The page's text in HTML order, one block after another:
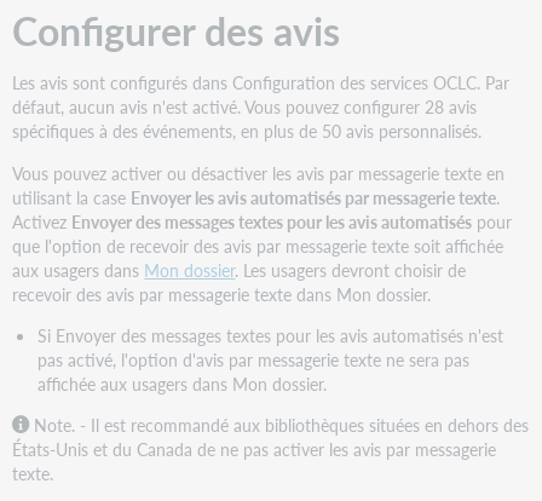
texte
Prévisualiser
les
modifications
Envoyer
avis
manuellement
Historique
des
avis
de
l'avis
Avis
par
courriel
Configurer des avis
Les avis sont configurés dans Configuration des services OCLC. Par
défaut, aucun avis n'est activé. Vous pouvez configurer 28 avis
spécifiques à des événements, en plus de 50 avis personnalisés.
Vous pouvez activer ou désactiver les avis par messagerie texte en
utilisant la case Envoyer les avis automatisés par messagerie texte.
Activez Envoyer des messages textes pour les avis automatisés pour
que l'option de recevoir des avis par messagerie texte soit affichée
aux usagers dans Mon dossier. Les usagers devront choisir de
recevoir des avis par messagerie texte dans Mon dossier.
Si Envoyer des messages textes pour les avis automatisés n'est
pas activé, l'option d'avis par messagerie texte ne sera pas
affichée aux usagers dans Mon dossier.
Note. - Il est recommandé aux bibliothèques situées en dehors des
États-Unis et du Canada de ne pas activer les avis par messagerie
texte.